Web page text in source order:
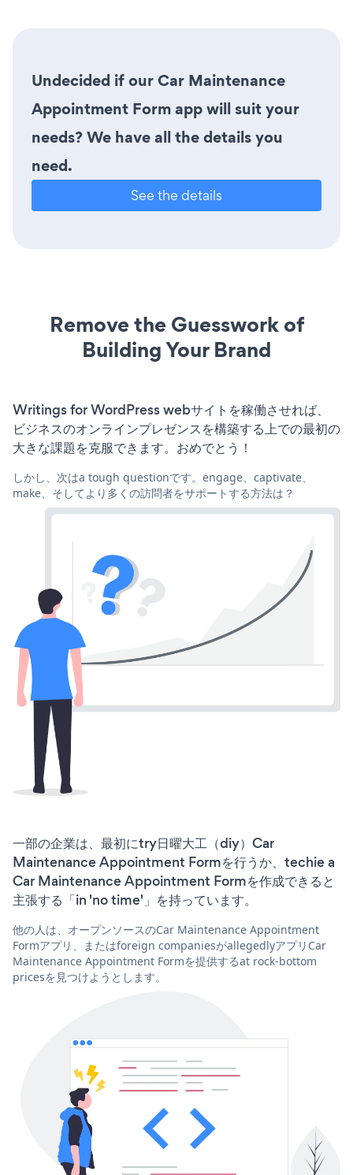
Undecided if our Car Maintenance
Appointment Form app will suit your
needs? We have all the details you
need.
See the details
Remove the Guesswork of
Building Your Brand
Writings for WordPress webサイトを稼働させれば、
ビジネスのオンラインプレゼンスを構築する上での最初の
大きな課題を克服できます。おめでとう！
しかし、次はa tough questionです。engage、captivate、
make、そしてより多くの訪問者をサポートする方法は？
一部の企業は、最初にtry日曜大工（diy）Car
Maintenance Appointment Formを行うか、techie a
Car Maintenance Appointment Formを作成できると
主張する「in 'no time'」を持っています。
他の人は、オープンソースのCar Maintenance Appointment
Formアプリ、またはforeign companiesがallegedlyアプリCar
Maintenance Appointment Formを提供するat rock-bottom
pricesを見つけようとします。